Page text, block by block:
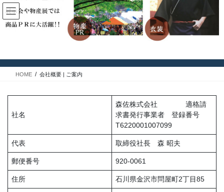
コ
ン
テ
移
ナ
ビ
ゲ
ン
会社概要 | ご案内
HOME 会社概要 | ご案内
社名
森佐株式会社 適格請
求書発行事業者 登録番号
T6220001007099
代表 取締役社長 森 昭夫
郵便番号 920-0061
住所 石川県金沢市問屋町2丁目85
◆エリアでみる石川のお祭り